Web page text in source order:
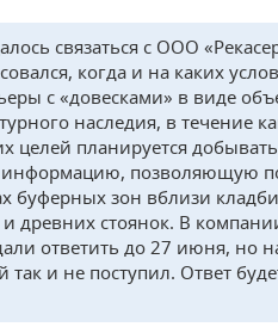
связаться с ООО
когда и на каких
с «довесками» в виде
наследия, в течение
целей планируется
информацию, позволяющую
буферных зон вблизи
древних стоянок. В
ответить до 27 июня, но
и не поступил. Ответ